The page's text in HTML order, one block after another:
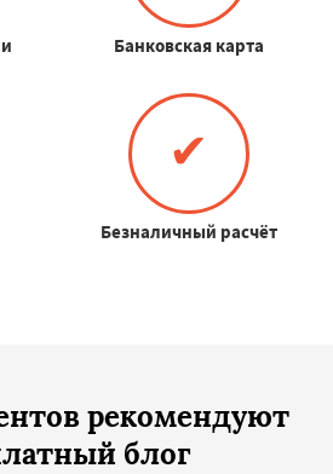
Банковская карта
✔
Безналичный расчёт
рекомендуют
блог